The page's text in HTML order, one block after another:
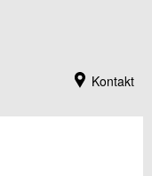
Kontakt